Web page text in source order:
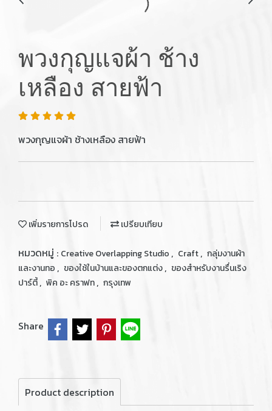
พวงกุญแจผ้า ช้าง
เหลือง สายฟ้า
พวงกุญแจผ้า ช้างเหลือง สายฟ้า
เพิ่มรายการโปรด เปรียบเทียบ
หมวดหมู่ : Creative Overlapping Studio , Craft, กลุ่มงานผ้า
และงานทอ , ของใช้ในบ้านและของตกแต่ง, ของสำหรับงานรื่นเริง
ปาร์ตี้, พิค อะ คราฟท, กรุงเทพ
Share
Product description